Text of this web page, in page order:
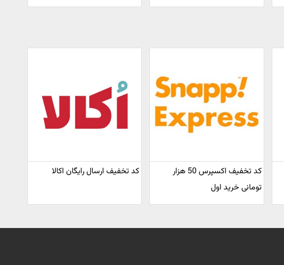
کد تخفیف اکسپرس 50 هزار
تومانی خرید اول
کد تخفیف ارسال رایگان اکالا